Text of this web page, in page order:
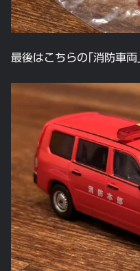
最後はこちらの｢消防車両